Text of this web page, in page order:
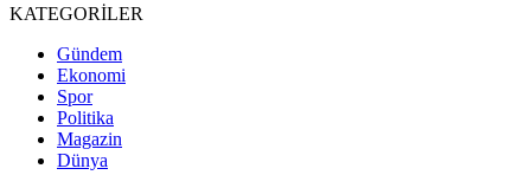
KATEGORİLER
Gündem
Ekonomi
Spor
Politika
Magazin
Dünya